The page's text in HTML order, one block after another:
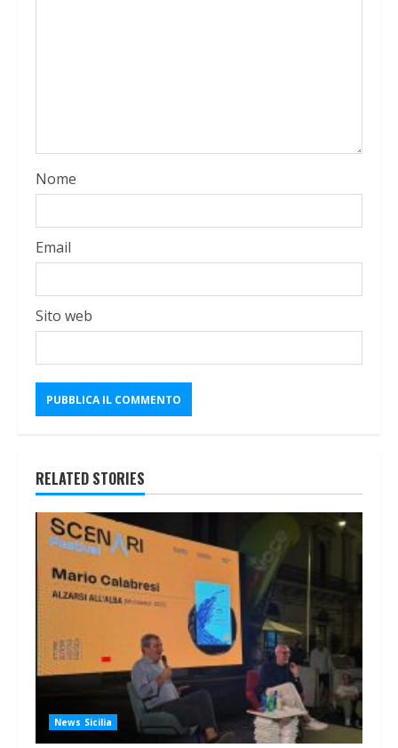
Nome
Email
Sito web
RELATED STORIES
News Sicilia